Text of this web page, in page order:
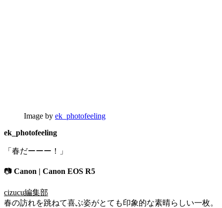
Image by ek_photofeeling
ek_photofeeling
「春だーーー！」
📷 Canon | Canon EOS R5
cizucu編集部
春の訪れを跳ねて喜ぶ姿がとても印象的な素晴らしい一枚。